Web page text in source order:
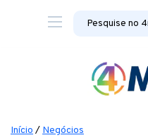
Início / Negócios